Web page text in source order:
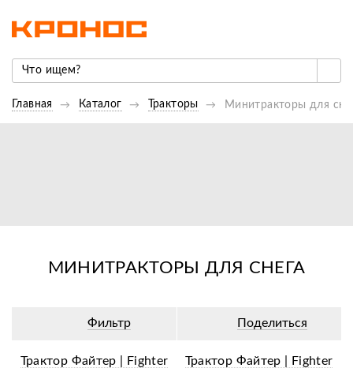
Главная Каталог Тракторы Минитракторы для
МИНИТРАКТОРЫ ДЛЯ СНЕГА
Фильтр Поделиться
Трактор Файтер | Fighter
Трактор Файтер | Fighter